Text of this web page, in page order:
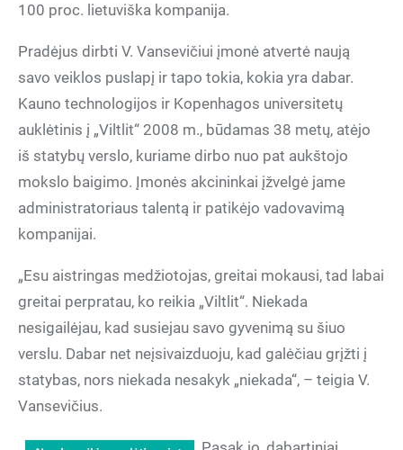
100 proc. lietuviška kompanija.
Pradėjus dirbti V. Vansevičiui įmonė atvertė naują
savo veiklos puslapį ir tapo tokia, kokia yra dabar.
Kauno technologijos ir Kopenhagos universitetų
auklėtinis į „Viltlit“ 2008 m., būdamas 38 metų, atėjo
iš statybų verslo, kuriame dirbo nuo pat aukštojo
mokslo baigimo. Įmonės akcininkai įžvelgė jame
administratoriaus talentą ir patikėjo vadovavimą
kompanijai.
„Esu aistringas medžiotojas, greitai mokausi, tad labai
greitai perpratau, ko reikia „Viltlit“. Niekada
nesigailėjau, kad susiejau savo gyvenimą su šiuo
verslu. Dabar net neįsivaizduoju, kad galėčiau grįžti į
statybas, nors niekada nesakyk „niekada“, – teigia V.
Vansevičius.